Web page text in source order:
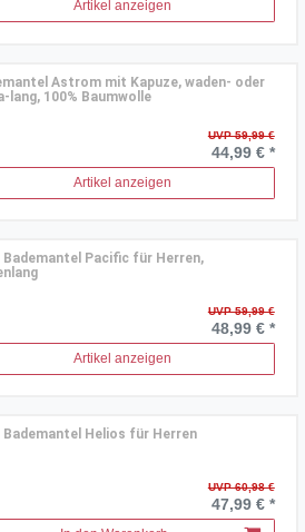
Artikel anzeigen
Astrom mit Kapuze, waden- oder
lang, 100% Baumwolle
UVP 59,99 €
44,99 € *
Artikel anzeigen
Bademantel Pacific für Herren,
UVP 59,99 €
48,99 € *
Artikel anzeigen
Bademantel Helios für Herren
UVP 60,98 €
47,99 € *